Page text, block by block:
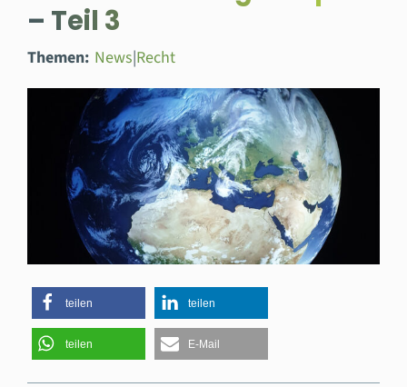
– Teil 3
Themen: News|Recht
teilen teilen
teilen E-Mail